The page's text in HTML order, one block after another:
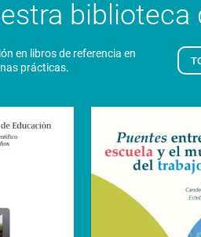
biblioteca
en libros de referencia en
prácticas.